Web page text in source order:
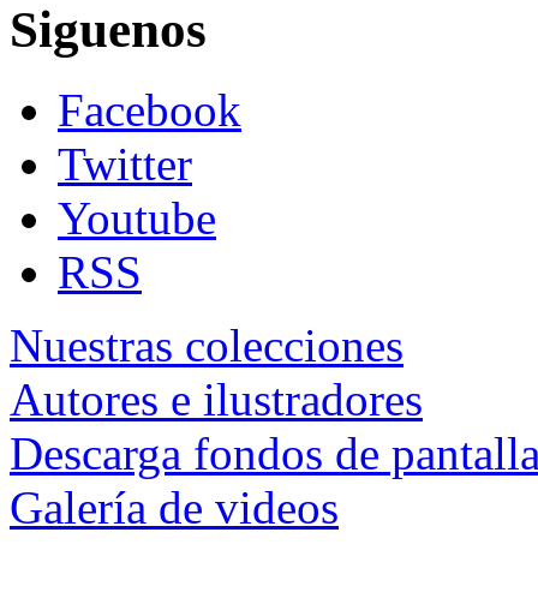
Siguenos
Facebook
Twitter
Youtube
RSS
Nuestras colecciones
Autores e ilustradores
Descarga fondos de
Galería de videos